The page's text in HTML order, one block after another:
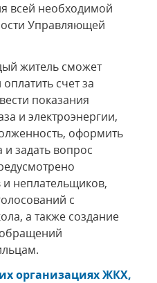
всей необходимой
Управляющей
житель сможет
счет за
показания
и электроэнергии,
оформить
и задать вопрос
неплательщиков,
с
а также создание
организациях ЖКХ,